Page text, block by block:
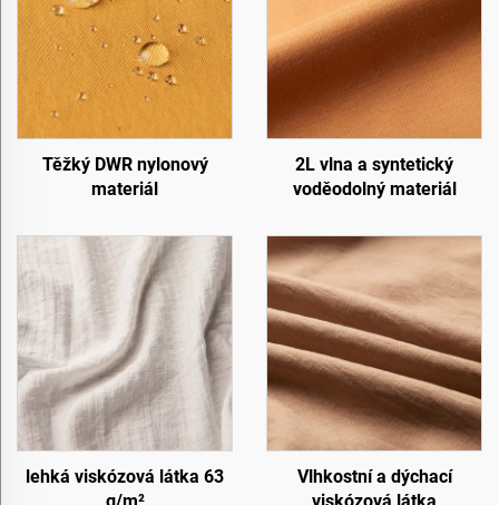
Těžký DWR nylonový
materiál
2L vlna a syntetický
voděodolný materiál
lehká viskózová látka 63
g/m²
Vlhkostní a dýchací
viskózová látka